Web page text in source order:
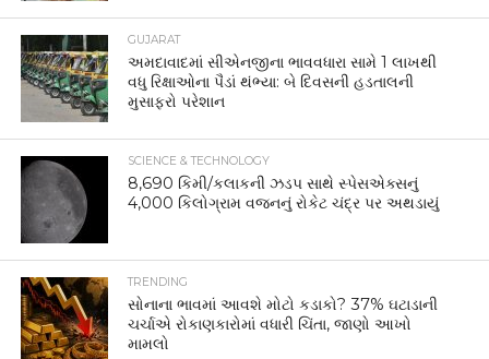
GUJARAT
અમદાવાદમાં સીએનજીના ભાવવધારા સામે 1 લાખથી
વધુ રિક્ષાઓના પૈડાં થંભ્યા: બે દિવસની હડતાલની
મુસાફરો પરેશાન
SCIENCE & TECHNOLOGY
8,690 કિમી/કલાકની ઝડપ સાથે સ્પેસએક્સનું
4,000 કિલોગ્રામ વજનનું રોકેટ ચંદ્ર પર અથડાયું
TRENDING
સોનાના ભાવમાં આવશે મોટો કડાકો? 37% ઘટાડાની
ચર્ચાએ રોકાણકારોમાં વધારી ચિંતા, જાણો આખો
મામલો